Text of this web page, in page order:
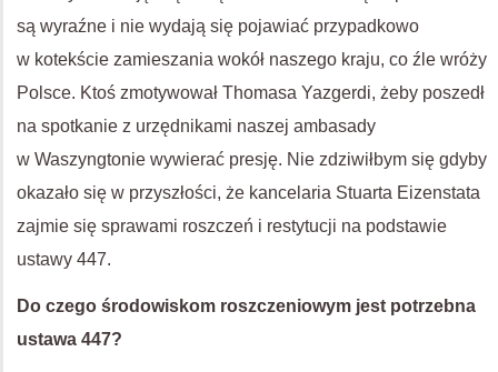
są wyraźne i nie wydają się pojawiać przypadkowo
w kotekście zamieszania wokół naszego kraju, co źle wróży
Polsce. Ktoś zmotywował Thomasa Yazgerdi, żeby poszedł
na spotkanie z urzędnikami naszej ambasady
w Waszyngtonie wywierać presję. Nie zdziwiłbym się gdyby
okazało się w przyszłości, że kancelaria Stuarta Eizenstata
zajmie się sprawami roszczeń i restytucji na podstawie
ustawy 447.
Do czego środowiskom roszczeniowym jest potrzebna
ustawa 447?